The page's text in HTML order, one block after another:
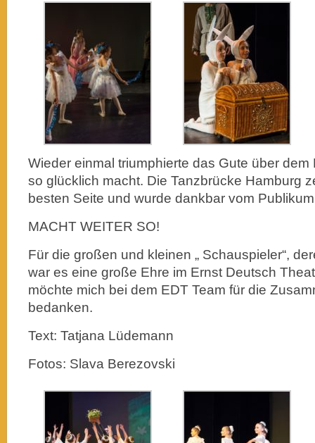
Wieder einmal triumphierte das Gute über
so glücklich macht. Die Tanzbrücke Hamburg
besten Seite und wurde dankbar vom
MACHT WEITER SO!
Für die großen und kleinen „ Schauspieler“,
war es eine große Ehre im Ernst Deutsch
möchte mich bei dem EDT Team für die
bedanken.
Text: Tatjana Lüdemann
Fotos: Slava Berezovski